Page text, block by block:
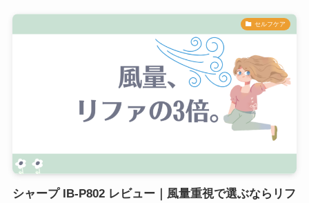
セルフケア
シャープ IB-P802 レビュー｜風量重視で選ぶならリフ